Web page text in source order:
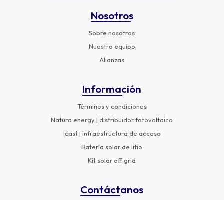
Nosotros
Sobre nosotros
Nuestro equipo
Alianzas
Información
Términos y condiciones
Natura energy | distribuidor fotovoltaico
Icast | infraestructura de acceso
Batería solar de litio
Kit solar off grid
Contáctanos